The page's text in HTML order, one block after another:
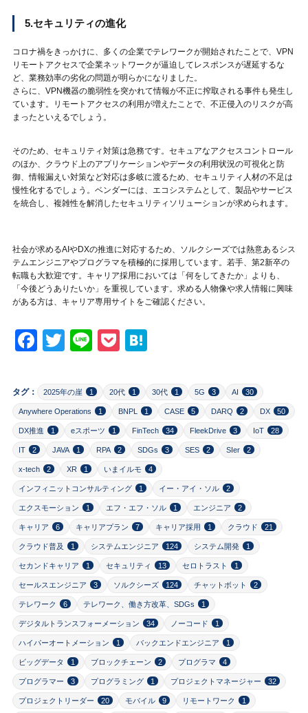
5.セキュリティの進化
コロナ禍をきっかけに、多くの企業でテレワークが開始されたことで、VPN
リモートアクセスで企業ネットワークが逼迫してレスポンスが遅延するな
ど、業務効率の劣化の問題が明らかになりました。
さらに、VPN機器の脆弱性を突かれて情報が不正に搾取される事件も発生し
ています。リモートアクセスの利用が増えたことで、不正侵入のリスクが高
まったといえるでしょう。
そのため、セキュリティ対策は急務です。セキュアなアクセスコントロール
のほか、クラウド上のアプリケーションやデータの利用状況の可視化と防
御、情報漏えい対策など対応は多岐に渡るため、セキュリティ人材の不足は
慢性化するでしょう。ベンダーには、エコシステムとして、製品やサービス
を統合し、複雑性を解消したセキュリティソリューションが求められます。
社会が求めるAIやDXの推進に対応するため、ソルクシーズでは熱意あるシス
テムエンジニアやプログラマを積極的に採用しています。若手、第2新卒の
転職も大歓迎です。キャリア採用においては「何をしてきたか」よりも、
「今後どうありたいか」を重視しています。求める人物像や求人情報に興味
がある方は、キャリア専用サイトをご確認ください。
Facebook
TwitterLinePocket
タグ： 2025年の崖 1 20代 1 30代 1 5G 3 AI 30
Anywhere Operations 1 BNPL 1 CASE 5 DARQ 2 DX 50
DX推進 1 eスポーツ 1 FinTech 34 FleekDrive 3 IoT 28
IT 2 JAVA 1 RPA 2 SDGs 3 SES 2 SIer 2
x-tech 2 XR 1 いまイルモ 4
インフィニットコンサルティング 1 イー・アイ・ソル 2
エクスモーション 1 エフ・エフ・ソル 1 エンジニア 2
キャリア 6 キャリアプラン 7 キャリア採用 1 クラウド 21
クラウド普及 1 システムエンジニア 124 システム開発 1
セカンドキャリア 1 セキュリティ 13 セロトラスト 1
セールスエンジニア 3 ソルクシーズ 124 チャットボット 2
テレワーク 6 テレワーク、働き方改革、SDGs 1
デジタルトランスフォーメーション 34 ノーコード 1
ハイパーオートメーション 1 バックエンドエンジニア 1
ビッグデータ 1 ブロックチェーン 2 プログラマ 4
プログラマー 3 プログラミング 1 プロジェクトマネージャー 32
プロジェクトリーダー 20 モバイル 9 リモートワーク 1